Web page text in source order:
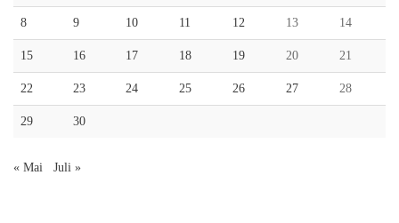
8 9 10 11 12 13 14
15 16 17 18 19 20 21
22 23 24 25 26 27 28
29 30
« Mai Juli »